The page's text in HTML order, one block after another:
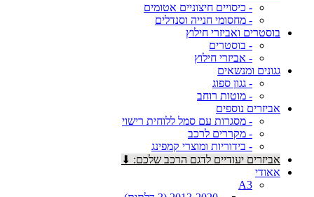
- כיסויים חיצוניים אטומים
- מחסומי חנייה וסנדלים
בוסטרים ואביזרי חילוץ
- בוסטרים
- אביזרי חילוץ
גגונים ומנשאים
- גגון ספוג
- מוטות רוחב
אביזרים נוספים
- מסגרות עם סמל ללוחית רישוי
- מקררים לרכב
- בידוריות ומוצרי קמפינג
אביזרים יעודיים לדגם הרכב שלכם: ⬇
אאודי
A3